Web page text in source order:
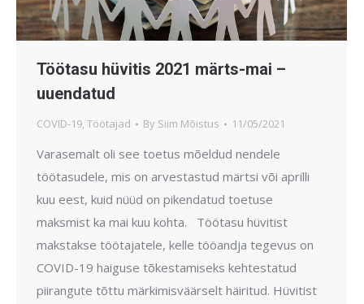
Töötasu hüvitis 2021 märts-mai –
uuendatud
COVID-19, Töötajad By Siim Mõistus 11/05/2021
Varasemalt oli see toetus mõeldud nendele
töötasudele, mis on arvestastud märtsi või aprilli
kuu eest, kuid nüüd on pikendatud toetuse
maksmist ka mai kuu kohta. Töötasu hüvitist
makstakse töötajatele, kelle tööandja tegevus on
COVID-19 haiguse tõkestamiseks kehtestatud
piirangute tõttu märkimisväärselt häiritud. Hüvitist